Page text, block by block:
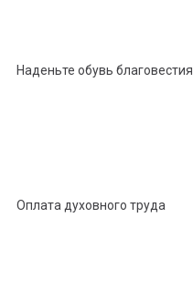
Наденьте обувь благовестия
Оплата духовного труда